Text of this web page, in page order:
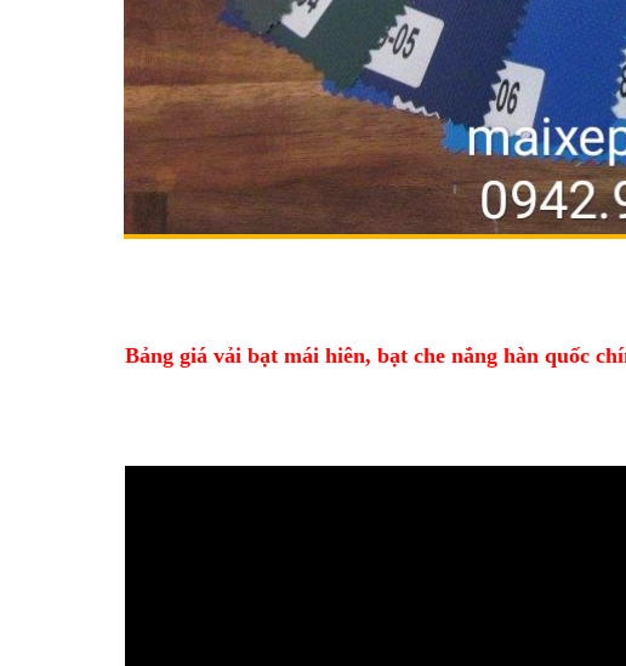
Bảng giá vải bạt mái hiên, bạt che nắng hàn quốc